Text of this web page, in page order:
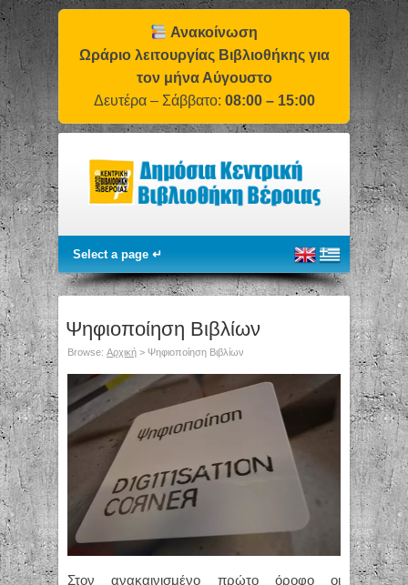
Ανακοίνωση
Ωράριο λειτουργίας Βιβλιοθήκης για
τον μήνα Αύγουστο
Δευτέρα – Σάββατο: 08:00 – 15:00
Ψηφιοποίηση Βιβλίων
Browse: Αρχική > Ψηφιοποίηση Βιβλίων
Στον ανακαινισμένο πρώτο όροφο οι